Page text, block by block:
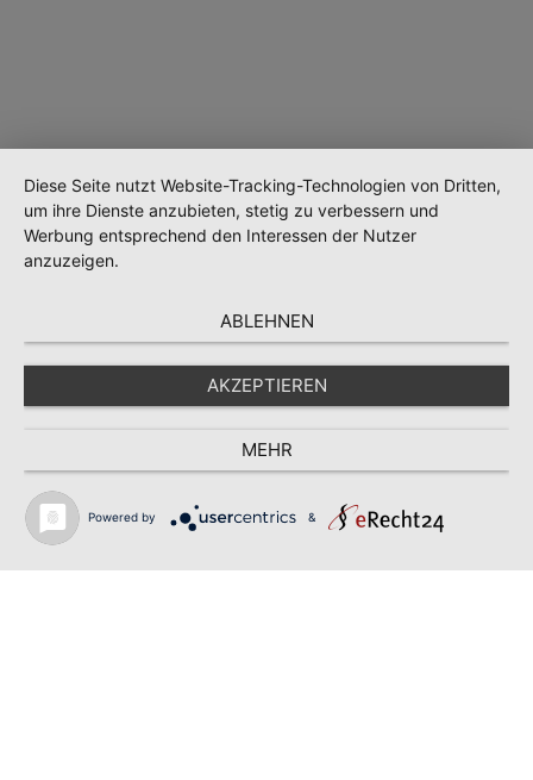
Wird geladen …
Diese Seite nutzt Website-Tracking-Technologien von Dritten,
um ihre Dienste anzubieten, stetig zu verbessern und
Werbung entsprechend den Interessen der Nutzer
anzuzeigen.
ABLEHNEN
AKZEPTIEREN
MEHR
Powered by &